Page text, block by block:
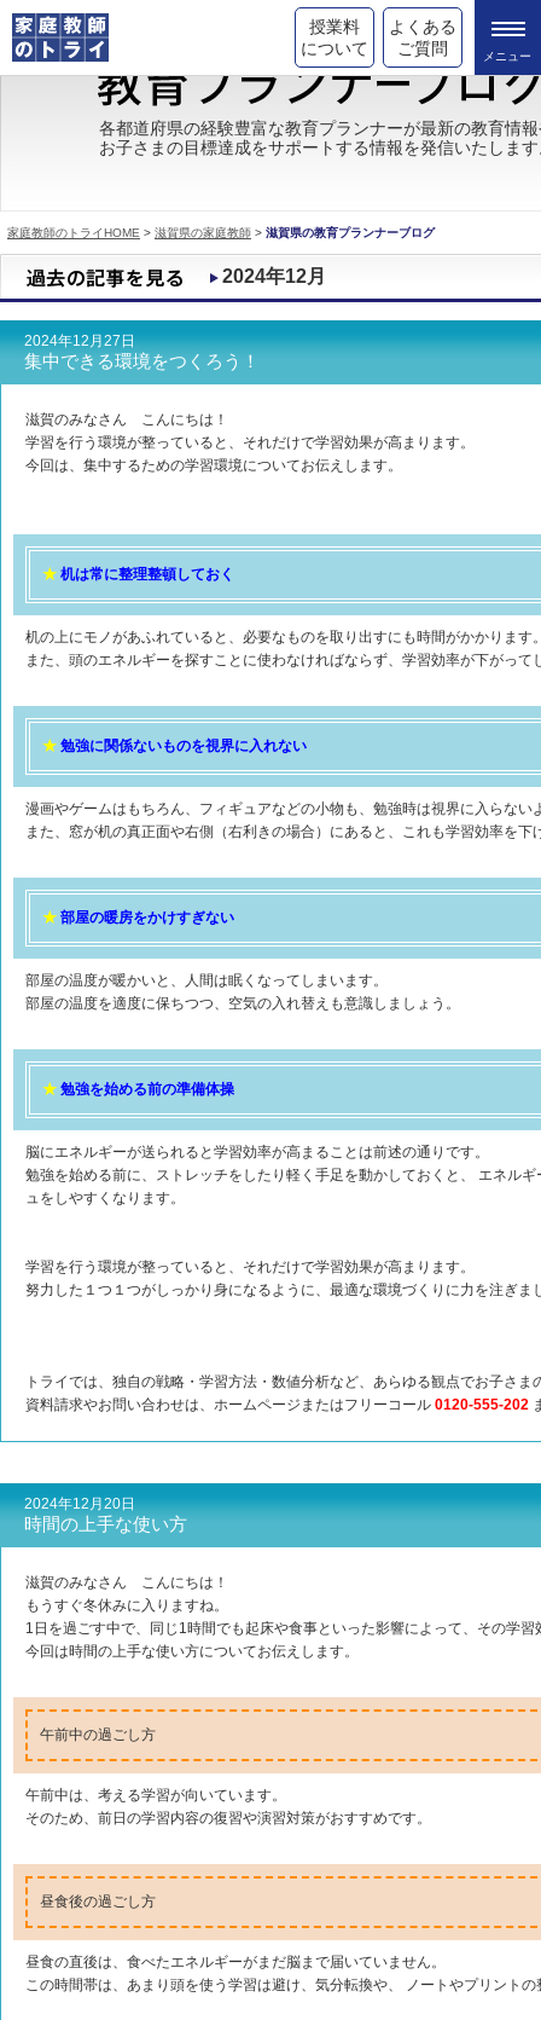
授業料
について
よくある
ご質問
トライの教育理念
成績が上がる理由
都道府県別情報
合格体験談
キャンペーン情報
各都道府県の経験豊富な教育プランナーが最新の教育情
お子さまの目標達成をサポートする情報を発信いたしま
家庭教師のトライHOME > 滋賀県の家庭教師 > 滋賀県の教育プランナーブログ
2024年12月
2024年12月27日
集中できる環境をつくろう！
滋賀のみなさん こんにちは！
学習を行う環境が整っていると、それだけで学習効果が高まります。
今回は、集中するための学習環境についてお伝えします。
★ 机は常に整理整頓しておく
机の上にモノがあふれていると、必要なものを取り出すにも時間がかかります
また、頭のエネルギーを探すことに使わなければならず、学習効率が下がって
★ 勉強に関係ないものを視界に入れない
漫画やゲームはもちろん、フィギュアなどの小物も、勉強時は視界に入らない
また、窓が机の真正面や右側（右利きの場合）にあると、これも学習効率を下
★ 部屋の暖房をかけすぎない
部屋の温度が暖かいと、人間は眠くなってしまいます。
部屋の温度を適度に保ちつつ、空気の入れ替えも意識しましょう。
★ 勉強を始める前の準備体操
脳にエネルギーが送られると学習効率が高まることは前述の通りです。
勉強を始める前に、ストレッチをしたり軽く手足を動かしておくと、 エネル
ュをしやすくなります。
学習を行う環境が整っていると、それだけで学習効果が高まります。
努力した１つ１つがしっかり身になるように、最適な環境づくりに力を注ぎま
トライでは、独自の戦略・学習方法・数値分析など、あらゆる観点でお子さま
資料請求やお問い合わせは、ホームページまたはフリーコール 0120-555-202
2024年12月20日
時間の上手な使い方
滋賀のみなさん こんにちは！
もうすぐ冬休みに入りますね。
1日を過ごす中で、同じ1時間でも起床や食事といった影響によって、その学
今回は時間の上手な使い方についてお伝えします。
午前中の過ごし方
午前中は、考える学習が向いています。
そのため、前日の学習内容の復習や演習対策がおすすめです。
昼食後の過ごし方
昼食の直後は、食べたエネルギーがまだ脳まで届いていません。
この時間帯は、あまり頭を使う学習は避け、気分転換や、 ノートやプリント